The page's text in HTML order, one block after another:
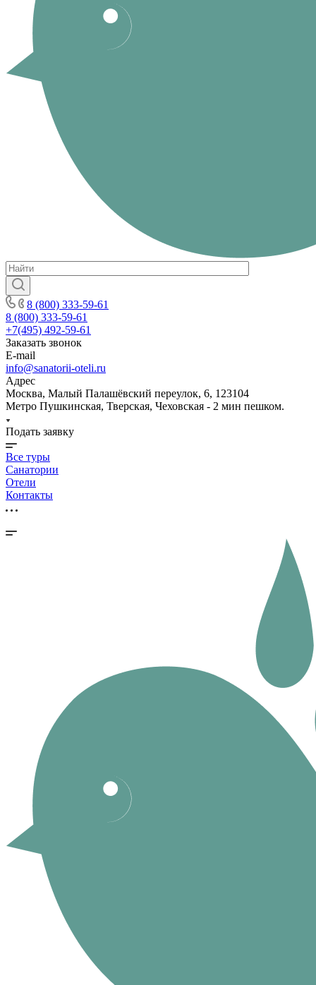
8 (800) 333-59-61
8 (800) 333-59-61
+7(495) 492-59-61
Заказать звонок
E-mail
info@sanatorii-oteli.ru
Адрес
Москва, Малый Палашёвский переулок, 6, 123104
Метро Пушкинская, Тверская, Чеховская - 2 мин пешком.
Подать заявку
Все туры
Санатории
Отели
Контакты